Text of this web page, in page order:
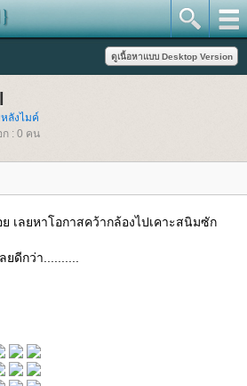
ลังไมค์
: 0 คน
เลยหาโอกาสคว้ากล้องไปเคาะสนิมซัก
ดีกว่า..........